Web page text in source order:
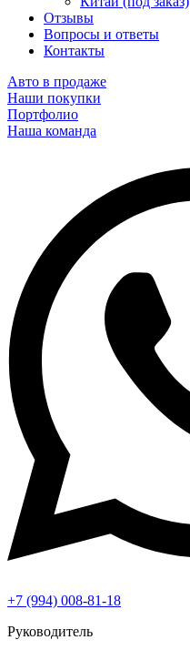
Отзывы
Вопросы и ответы
Контакты
Авто в продаже
Наши покупки
Портфолио
Наша команда
+7 (994) 008-81-18
Руководитель